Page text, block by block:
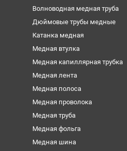
Волноводная медная труба
Дюймовые трубы медные
Катанка медная
Медная втулка
Медная капиллярная трубка
Медная лента
Медная полоса
Медная проволока
Медная труба
Медная фольга
Медная шина